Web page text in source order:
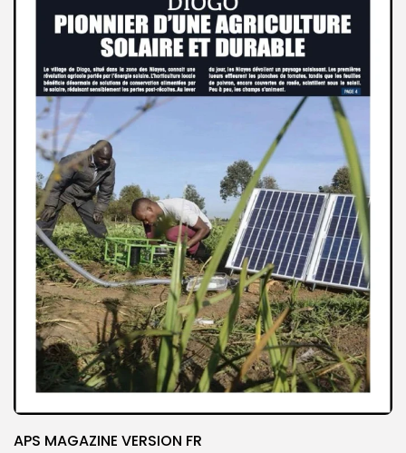
APS MAGAZINE VERSION FR